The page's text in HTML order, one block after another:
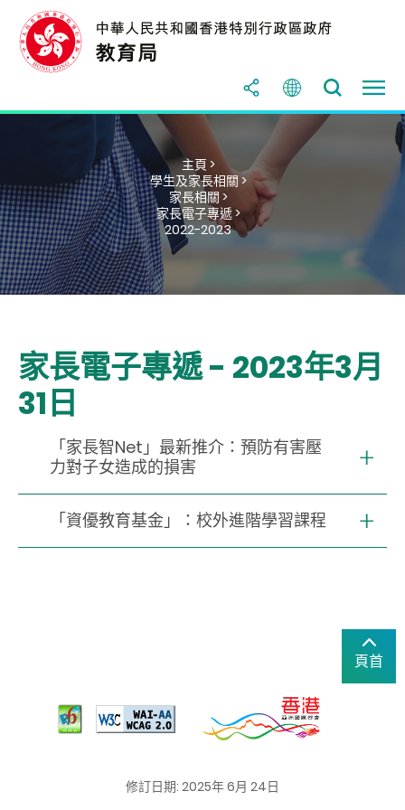
主頁 >
學生及家長相關 >
家長相關 >
家長電子專遞 >
2022-2023
家長電子專遞 - 2023年3月
31日
「家長智Net」最新推介：預防有害壓
力對子女造成的損害
「資優教育基金」：校外進階學習課程
頁首
修訂日期: 2025年 6月 24日